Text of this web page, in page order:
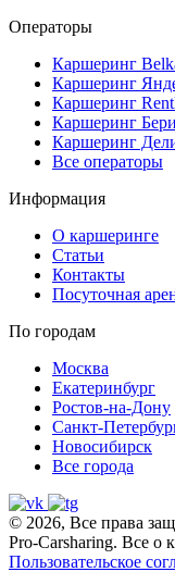
Операторы
Каршеринг
Каршеринг
Каршеринг
Каршеринг
Каршеринг
Все операторы
Информация
О каршеринге
Статьи
Контакты
Посуточная
По городам
Москва
Екатеринбург
Ростов-на-Дону
Санкт-
Новосибирск
Все города
© 2026, Все права
Pro-Carsharing. Все о
Пользовательское